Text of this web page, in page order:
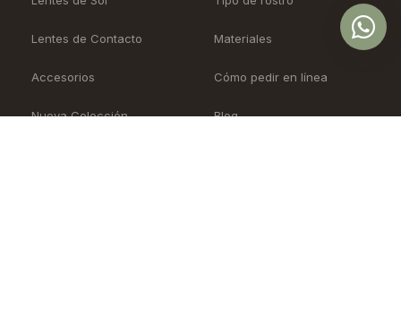
Lentes de Contacto
Accesorios
Nueva Colección
Materiales
Cómo pedir en línea
Blog